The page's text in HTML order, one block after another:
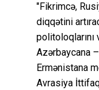
"Fikrimcə,
diqqətini
politoloqlarını
Azərbaycana
Ermənistana
Avrasiya